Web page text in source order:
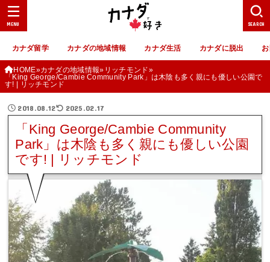
カナダ留学 カナダの地域情報 カナダ生活 カナダに脱出
SEARCH
MENU
HOME カナダの地域情報
リッチモンド
「King George/Cambie Community Park」は木陰も多く親にも優しい公園で
す! | リッチモンド
2018.08.12 2025.02.17
「King George/Cambie Community
Park」は木陰も多く親にも優しい公園
です! | リッチモンド